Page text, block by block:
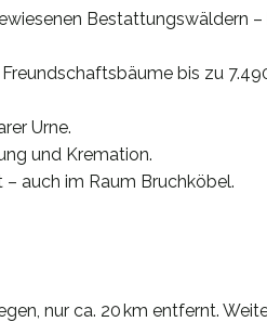
Bestattungswäldern –
bis zu
Urne.
und Kremation.
auch im Raum Bruchköbel.
nur ca. 20 km entfernt.